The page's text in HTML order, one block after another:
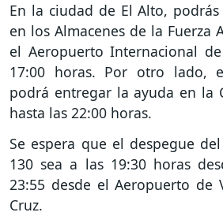
En la ciudad de El Alto,
en los Almacenes de la Fuerza
el Aeropuerto Internacional
17:00 horas. Por otro lado,
podrá entregar la ayuda en la
hasta las 22:00 horas.
Se espera que el despegue
130 sea a las 19:30 horas
23:55 desde el Aeropuerto de
Cruz.